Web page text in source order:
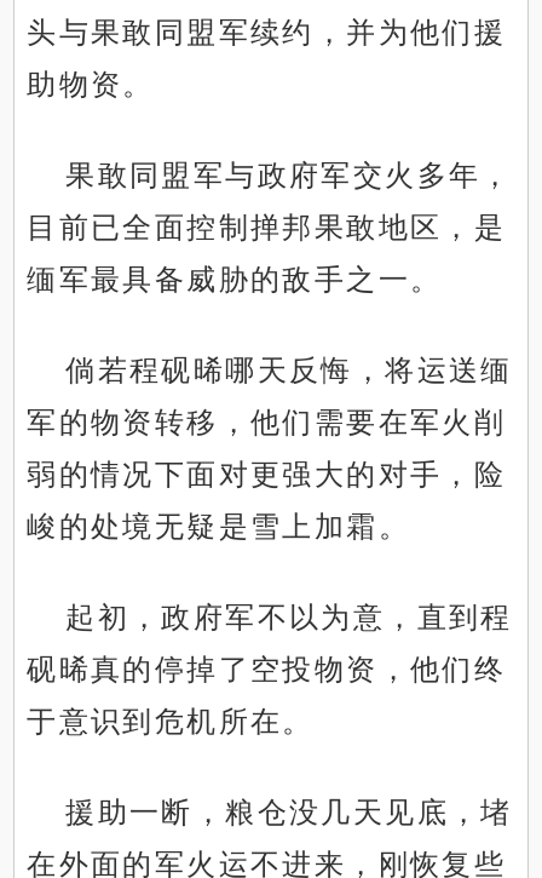
头与果敢同盟军续约，并为他们援
助物资。
果敢同盟军与政府军交火多年，
目前已全面控制掸邦果敢地区，是
缅军最具备威胁的敌手之一。
倘若程砚晞哪天反悔，将运送缅
军的物资转移，他们需要在军火削
弱的情况下面对更强大的对手，险
峻的处境无疑是雪上加霜。
起初，政府军不以为意，直到程
砚晞真的停掉了空投物资，他们终
于意识到危机所在。
援助一断，粮仓没几天见底，堵
在外面的军火运不进来，刚恢复些